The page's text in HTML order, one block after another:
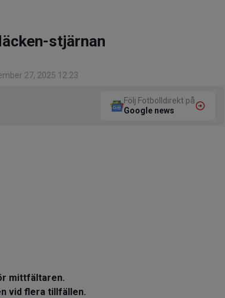
stjärnan
27, 2025 12:23
Följ Fotbolldirekt på
Google news
mittfältaren.
vid flera tillfällen.